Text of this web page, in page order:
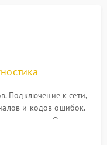
Подключение к сети,
и кодов ошибок.
Оценка
питания без